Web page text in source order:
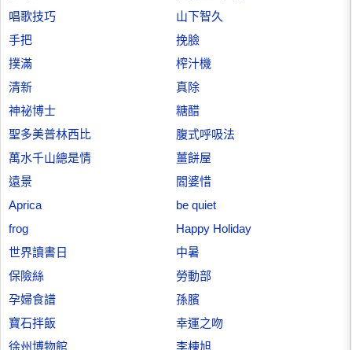
唱歌技巧
山下智久
手把
挽臉
撲滿
榨汁機
清新
真除
神祕博士
糖醋
聖多美普林西比
腹式呼吸法
萬水千山總是情
薑餅屋
遠景
閻婆惜
Aprica
be quiet
frog
Happy Holiday
世界讀書日
中暑
保險絲
勞動部
孕婦食譜
孫臏
寶石拌飯
幸運之吻
徐州博物館
李棟旭